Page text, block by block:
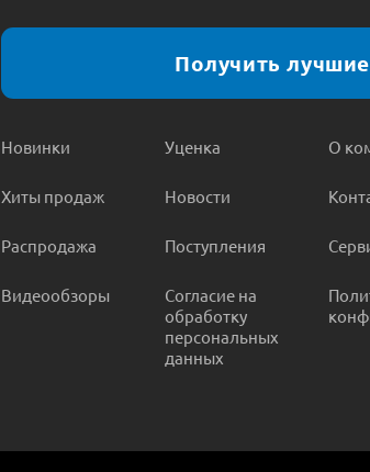
Получить
Новинки
Хиты продаж
Распродажа
Видеообзоры
Уценка
Новости
Поступления
Согласие на
обработку
персональных
данных
О